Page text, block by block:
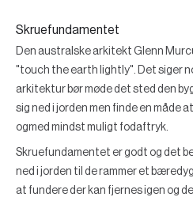
Skruefundamentet
Den australske arkitekt Glenn
"touch the earth lightly". Det siger
arkitektur bør møde det sted den
sig ned i jorden men finde en måde
ogmed mindst muligt fodaftryk.
Skruefundamentet er godt og det
ned i jorden til de rammer et
at fundere der kan fjernes igen og